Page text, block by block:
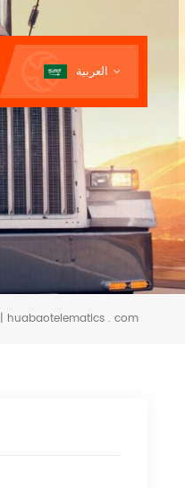
العربية
تجربة huabao في تاكوغراف الرقمي | huabaotelematics . com